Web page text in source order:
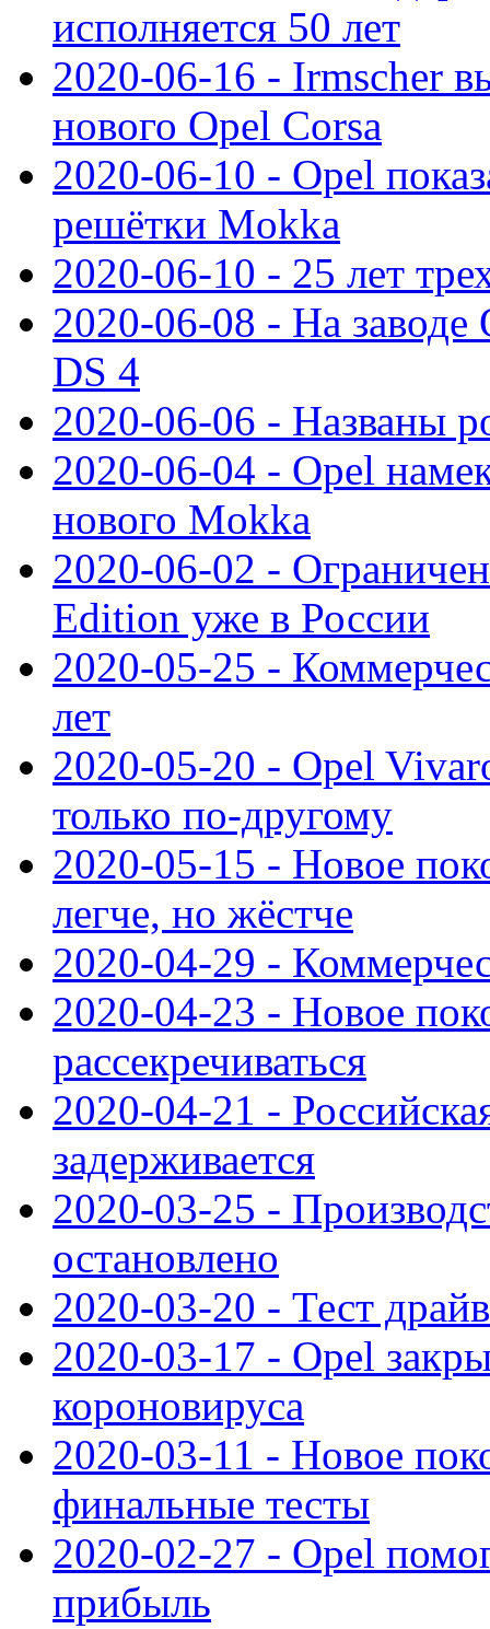
исполняется 50 лет
2020-06-16 - Irmscher
нового Opel Corsa
2020-06-10 - Opel
решётки Mokka
2020-06-10 - 25 лет
2020-06-08 - На заводе
DS 4
2020-06-06 - Названы
2020-06-04 - Opel
нового Mokka
2020-06-02 -
Edition уже в России
2020-05-25 -
лет
2020-05-20 - Opel
только по-другому
2020-05-15 - Новое
легче, но жёстче
2020-04-29 -
2020-04-23 - Новое
рассекречиваться
2020-04-21 -
задерживается
2020-03-25 -
остановлено
2020-03-20 - Тест
2020-03-17 - Opel
короновируса
2020-03-11 - Новое
финальные тесты
2020-02-27 - Opel
прибыль